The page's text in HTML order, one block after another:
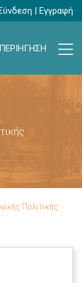
| Εγγραφή
ΠΕΡΙΗΓΗΣΗ
Πολιτικής